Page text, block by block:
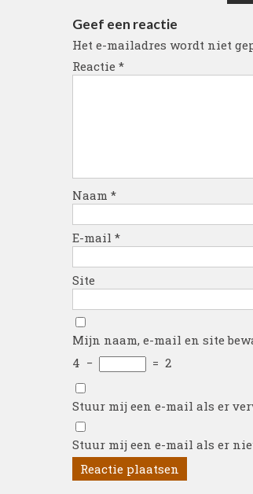
Geef een reactie
Het e-mailadres wordt niet
Reactie *
Naam *
E-mail *
Site
Mijn naam, e-mail en site
4 − = 2
Stuur mij een e-mail als er
Stuur mij een e-mail als er